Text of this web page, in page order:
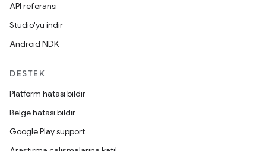
API referansı
Studio'yu indir
Android NDK
DESTEK
Platform hatası bildir
Belge hatası bildir
Google Play support